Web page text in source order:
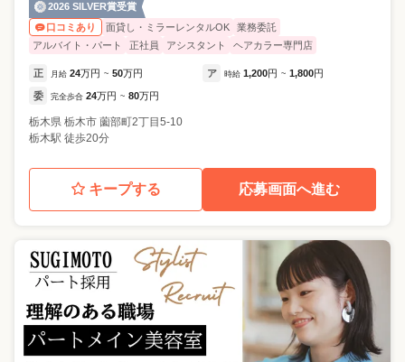
2026 SILVER賞受賞
口コミあり
面貸し・ミラーレンタルOK
業務委託
アルバイト・パート
正社員 アシスタント ヘアカラー専門店
正 月給 24万円 ~ 50万円 ア 時給 1,200円 ~ 1,800円
委 完全歩合 24万円 ~ 80万円
栃木県 栃木市 薗部町2丁目5-10
栃木駅 徒歩20分
キープする 応募画面へ進む